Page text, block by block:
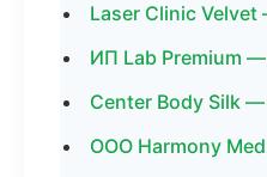
Laser Clinic
ИП Lab Premium —
Center Body Silk
ООО Harmony